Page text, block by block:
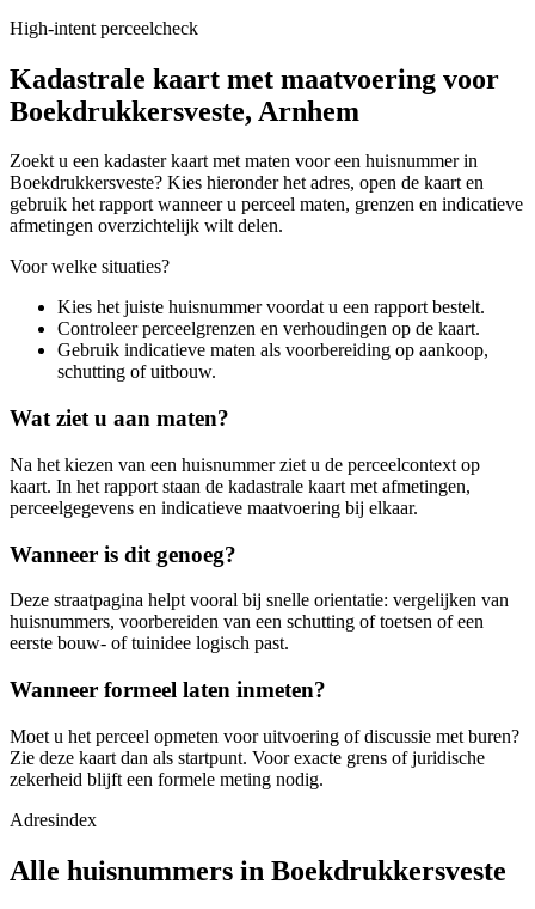
High-intent perceelcheck
Kadastrale kaart met maatvoering voor
Boekdrukkersveste, Arnhem
Zoekt u een kadaster kaart met maten voor een huisnummer in
Boekdrukkersveste? Kies hieronder het adres, open de kaart en
gebruik het rapport wanneer u perceel maten, grenzen en indicatieve
afmetingen overzichtelijk wilt delen.
Voor welke situaties?
Kies het juiste huisnummer voordat u een rapport bestelt.
Controleer perceelgrenzen en verhoudingen op de kaart.
Gebruik indicatieve maten als voorbereiding op aankoop,
schutting of uitbouw.
Wat ziet u aan maten?
Na het kiezen van een huisnummer ziet u de perceelcontext op
kaart. In het rapport staan de kadastrale kaart met afmetingen,
perceelgegevens en indicatieve maatvoering bij elkaar.
Wanneer is dit genoeg?
Deze straatpagina helpt vooral bij snelle orientatie: vergelijken van
huisnummers, voorbereiden van een schutting of toetsen of een
eerste bouw- of tuinidee logisch past.
Wanneer formeel laten inmeten?
Moet u het perceel opmeten voor uitvoering of discussie met buren?
Zie deze kaart dan als startpunt. Voor exacte grens of juridische
zekerheid blijft een formele meting nodig.
Adresindex
Alle huisnummers in Boekdrukkersveste